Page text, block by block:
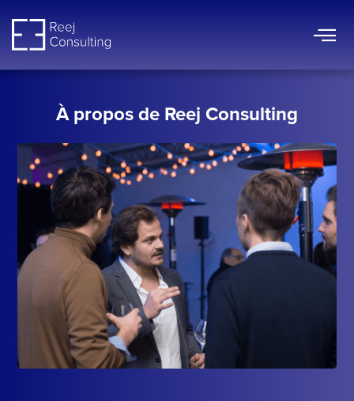
contenu
À propos de Reej Consulting